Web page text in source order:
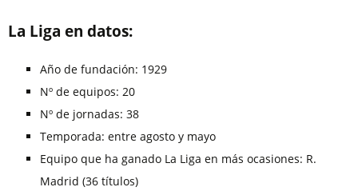
La Liga en datos:
Año de fundación: 1929
Nº de equipos: 20
Nº de jornadas: 38
Temporada: entre agosto y mayo
Equipo que ha ganado La Liga en más ocasiones: R.
Madrid (36 títulos)